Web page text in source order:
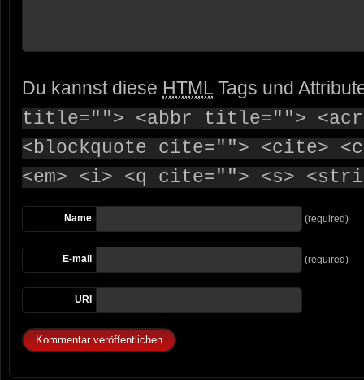
Du kannst diese HTML Tags und
title=""> <abbr title="">
<blockquote cite=""> <cite>
<em> <i> <q cite=""> <s>
Name (required)
E-mail (required)
URI